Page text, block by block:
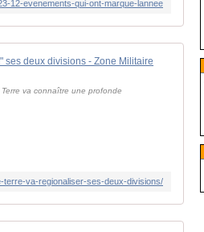
12-evenements-qui-ont-marque-lannee
ses deux divisions - Zone Militaire
va connaître une profonde
terre-va-regionaliser-ses-deux-divisions/